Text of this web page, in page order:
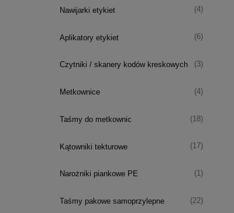
Nawijarki etykiet (4)
Aplikatory etykiet (6)
Czytniki / skanery kodów kreskowych (3)
Metkownice (4)
Taśmy do metkownic (18)
Kątowniki tekturowe (17)
Narożniki piankowe PE (1)
Taśmy pakowe samoprzylepne (22)